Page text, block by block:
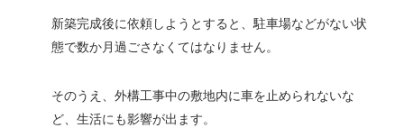
新築完成後に依頼しようとすると、駐車場などがない状
態で数か月過ごさなくてはなりません。
そのうえ、外構工事中の敷地内に車を止められないな
ど、生活にも影響が出ます。